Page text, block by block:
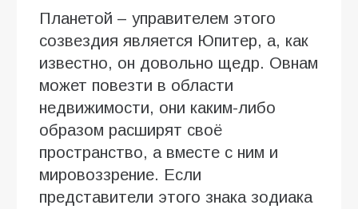
Планетой – управителем этого
созвездия является Юпитер, а, как
известно, он довольно щедр. Овнам
может повезти в области
недвижимости, они каким-либо
образом расширят своё
пространство, а вместе с ним и
мировоззрение. Если
представители этого знака зодиака